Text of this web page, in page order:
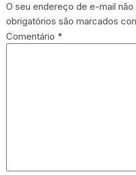
O seu endereço de e-mail
obrigatórios são marcados
Comentário *